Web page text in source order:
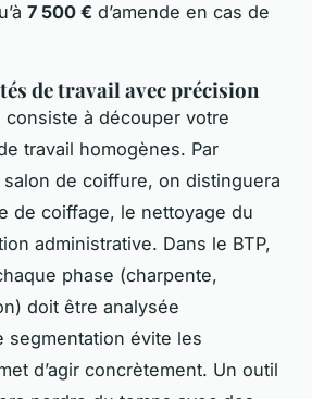
7 500 € d’amende en cas de
de travail avec précision
consiste à découper votre
travail homogènes. Par
de coiffure, on distinguera
de coiffage, le nettoyage du
administrative. Dans le BTP,
phase (charpente,
doit être analysée
segmentation évite les
d’agir concrètement. Un outil